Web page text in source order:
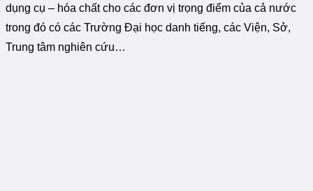
dụng cụ – hóa chất cho các đơn vị trọng điểm của cả nước
trong đó có các Trường Đại học danh tiếng, các Viện, Sở,
Trung tâm nghiên cứu…